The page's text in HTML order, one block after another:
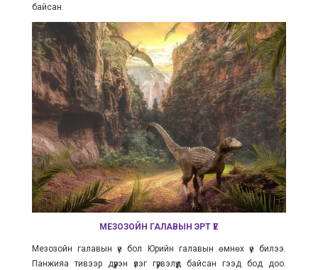
байсан.
МЕЗОЗОЙН ГАЛАВЫН ЭРТ ҮЕ
Мезозойн галавын үе бол Юрийн галавын өмнөх үе билээ.
Панжияа тивээр дүүрэн үлэг гүрвэлүүд байсан гээд бод доо.